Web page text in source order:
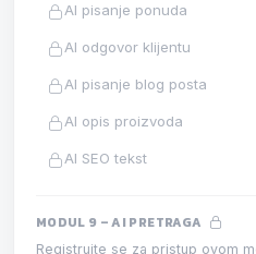
AI pisanje ponuda
AI odgovor klijentu
AI pisanje blog posta
AI opis proizvoda
AI SEO tekst
MODUL 9 – AI PRETRAGA
Registrujte se za pristup ovom